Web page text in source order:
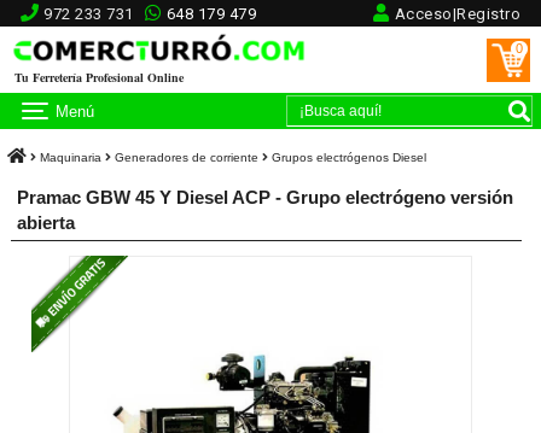
972 233 731 648 179 479 Acceso|Registro
Tu Ferretería Profesional Online
0
Menú
Maquinaria Generadores de corriente Grupos electrógenos Diesel
Pramac GBW 45 Y Diesel ACP - Grupo electrógeno versión
abierta